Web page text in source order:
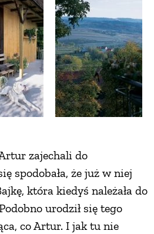
zajechali do
spodobała, że już w niej
która kiedyś należała do
urodził się tego
co Artur. I jak tu nie
DOMOWE
W NATURZE
GRZYBY